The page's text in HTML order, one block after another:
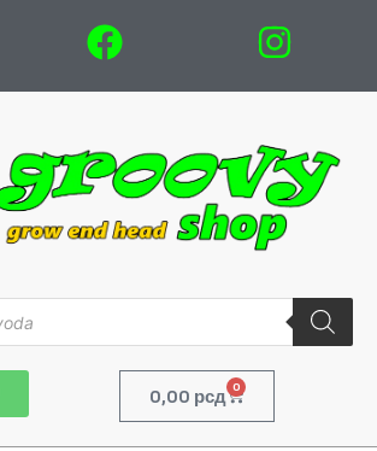
0,00 рсд 0